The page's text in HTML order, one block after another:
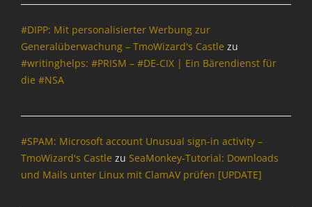
o
p
i
n
f
#DIPP: Mit personalisierter Werbung zur
Generalüberwachung – TmoWizard's Castle zu
#writinghelps: #PRISM – #DE-CIX | Ein Bärendienst für
die #NSA
#SPAM: Microsoft account Unusual sign-in activity –
TmoWizard's Castle zu SeaMonkey-Tutorial: Downloads
und Mails unter Linux mit ClamAV prüfen [UPDATE]